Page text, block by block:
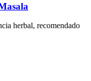
herbal, recomendado